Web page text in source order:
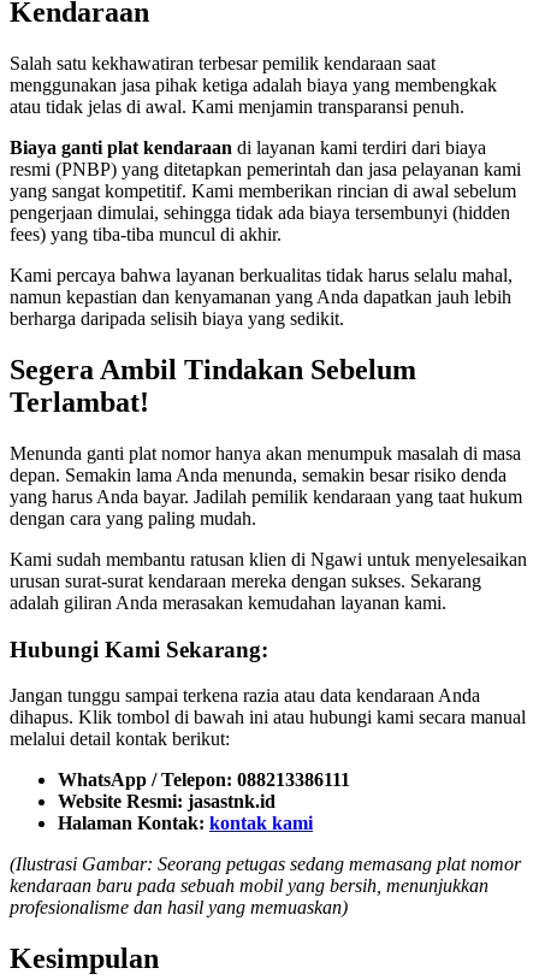
Kendaraan
Salah satu kekhawatiran terbesar pemilik kendaraan saat
menggunakan jasa pihak ketiga adalah biaya yang membengkak
atau tidak jelas di awal. Kami menjamin transparansi penuh.
Biaya ganti plat kendaraan di layanan kami terdiri dari biaya
resmi (PNBP) yang ditetapkan pemerintah dan jasa pelayanan kami
yang sangat kompetitif. Kami memberikan rincian di awal sebelum
pengerjaan dimulai, sehingga tidak ada biaya tersembunyi (hidden
fees) yang tiba-tiba muncul di akhir.
Kami percaya bahwa layanan berkualitas tidak harus selalu mahal,
namun kepastian dan kenyamanan yang Anda dapatkan jauh lebih
berharga daripada selisih biaya yang sedikit.
Segera Ambil Tindakan Sebelum
Terlambat!
Menunda ganti plat nomor hanya akan menumpuk masalah di masa
depan. Semakin lama Anda menunda, semakin besar risiko denda
yang harus Anda bayar. Jadilah pemilik kendaraan yang taat hukum
dengan cara yang paling mudah.
Kami sudah membantu ratusan klien di Ngawi untuk menyelesaikan
urusan surat-surat kendaraan mereka dengan sukses. Sekarang
adalah giliran Anda merasakan kemudahan layanan kami.
Hubungi Kami Sekarang:
Jangan tunggu sampai terkena razia atau data kendaraan Anda
dihapus. Klik tombol di bawah ini atau hubungi kami secara manual
melalui detail kontak berikut:
WhatsApp / Telepon: 088213386111
Website Resmi: jasastnk.id
Halaman Kontak: kontak kami
(Ilustrasi Gambar: Seorang petugas sedang memasang plat nomor
kendaraan baru pada sebuah mobil yang bersih, menunjukkan
profesionalisme dan hasil yang memuaskan)
Kesimpulan